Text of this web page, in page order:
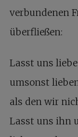
verbundenen
überfließen:
Lasst uns
umsonst
als den wir
Lasst uns ihn